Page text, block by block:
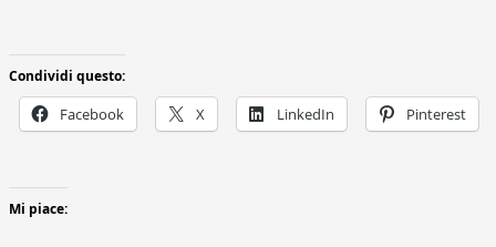
Condividi questo:
Facebook X LinkedIn Pinterest
Mi piace: